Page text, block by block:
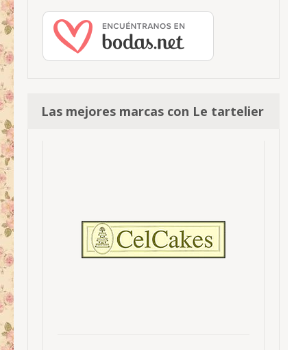
Las mejores marcas con Le tartelier